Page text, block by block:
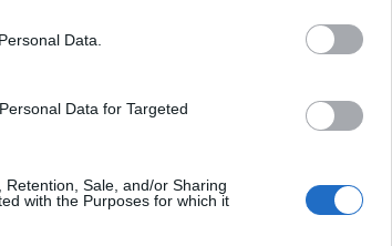
Data.
Data for Targeted
Sale, and/or Sharing
with the Purposes for which it
model i20.
zapewne silniki.
oraz